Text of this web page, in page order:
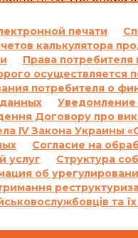
положений
сумму
суммы
выше,
сумму
на
с
гривен
на основании
не может
не может быть
печати
калькулятора
Права
осуществляется
потребителя о
Уведомление
Договору про
IV Закона Украины
Согласие на
услуг
Структура
об
та